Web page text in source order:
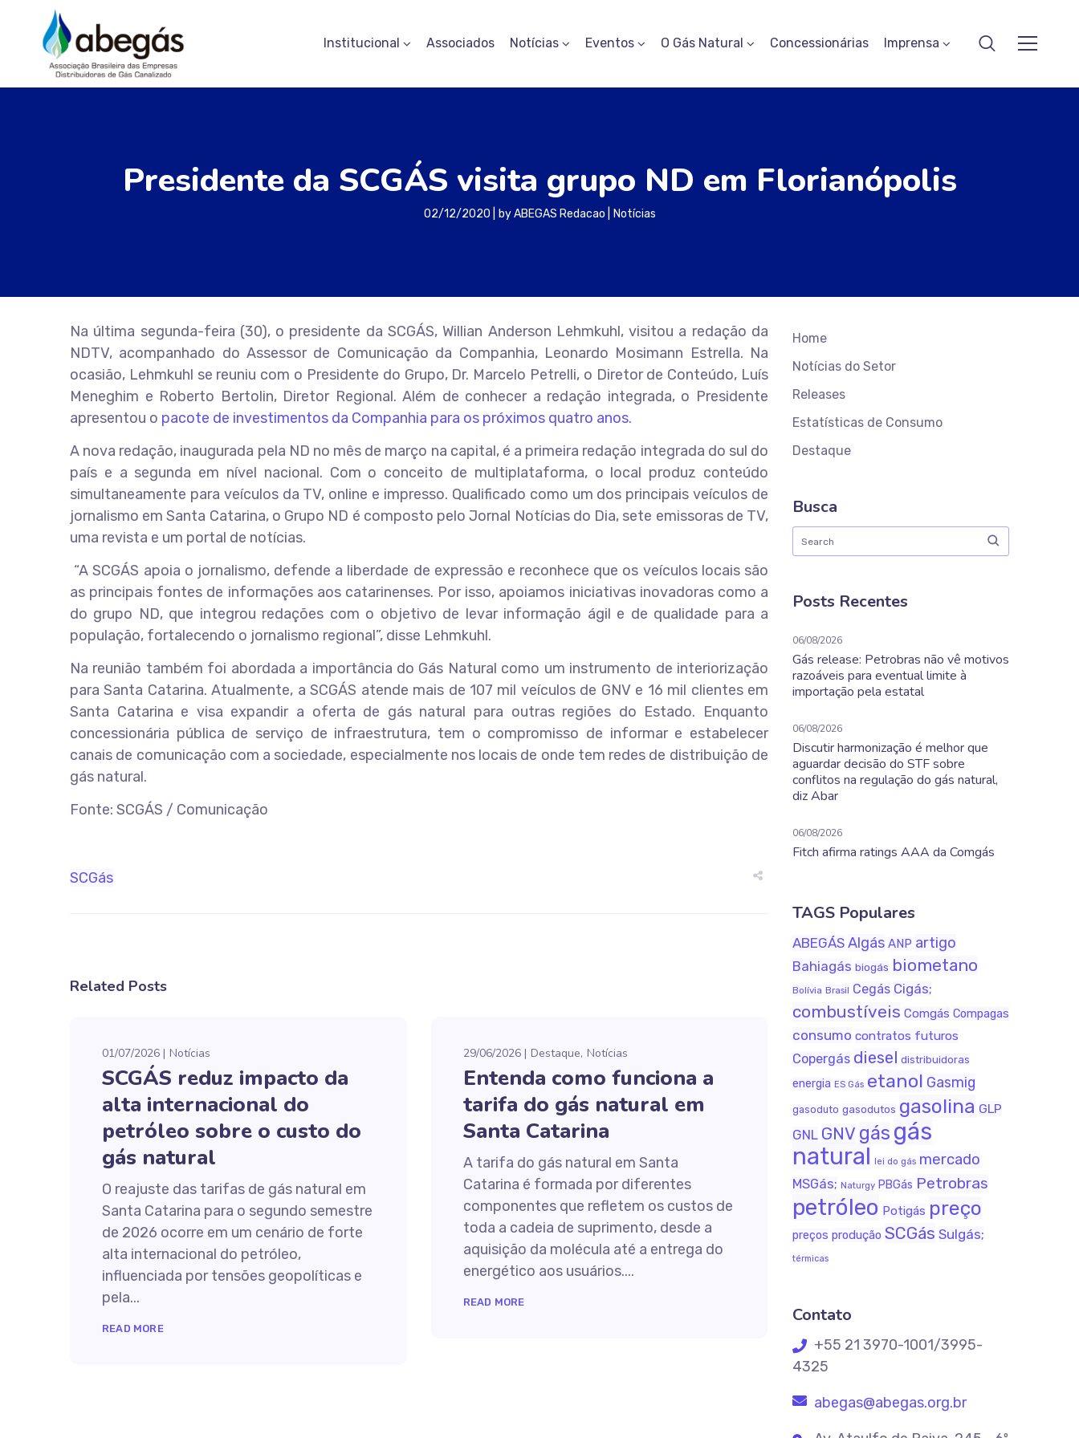
Institucional Associados Notícias Eventos O Gás Natural Concessionárias Imprensa
Presidente da SCGÁS visita grupo ND em Florianópolis
02/12/2020 byABEGAS Redacao Notícias
Na última segunda-feira (30), o presidente da SCGÁS, Willian Anderson Lehmkuhl, visitou a redação da
NDTV, acompanhado do Assessor de Comunicação da Companhia, Leonardo Mosimann Estrella. Na
ocasião, Lehmkuhl se reuniu com o Presidente do Grupo, Dr. Marcelo Petrelli, o Diretor de Conteúdo, Luís
Meneghim e Roberto Bertolin, Diretor Regional. Além de conhecer a redação integrada, o Presidente
apresentou o pacote de investimentos da Companhia para os próximos quatro anos.
A nova redação, inaugurada pela ND no mês de março na capital, é a primeira redação integrada do sul do
país e a segunda em nível nacional. Com o conceito de multiplataforma, o local produz conteúdo
simultaneamente para veículos da TV, online e impresso. Qualificado como um dos principais veículos de
jornalismo em Santa Catarina, o Grupo ND é composto pelo Jornal Notícias do Dia, sete emissoras de TV,
uma revista e um portal de notícias.
“A SCGÁS apoia o jornalismo, defende a liberdade de expressão e reconhece que os veículos locais são
as principais fontes de informações aos catarinenses. Por isso, apoiamos iniciativas inovadoras como a
do grupo ND, que integrou redações com o objetivo de levar informação ágil e de qualidade para a
população, fortalecendo o jornalismo regional”, disse Lehmkuhl.
Na reunião também foi abordada a importância do Gás Natural como um instrumento de interiorização
para Santa Catarina. Atualmente, a SCGÁS atende mais de 107 mil veículos de GNV e 16 mil clientes em
Santa Catarina e visa expandir a oferta de gás natural para outras regiões do Estado. Enquanto
concessionária pública de serviço de infraestrutura, tem o compromisso de informar e estabelecer
canais de comunicação com a sociedade, especialmente nos locais de onde tem redes de distribuição de
gás natural.
Fonte: SCGÁS / Comunicação
SCGás
Related Posts
01/07/2026 Notícias
SCGÁS reduz impacto da
alta internacional do
petróleo sobre o custo do
gás natural
O reajuste das tarifas de gás natural em
Santa Catarina para o segundo semestre
de 2026 ocorre em um cenário de forte
alta internacional do petróleo,
influenciada por tensões geopolíticas e
pela...
READ MORE
29/06/2026 Destaque Notícias
Entenda como funciona a
tarifa do gás natural em
Santa Catarina
A tarifa do gás natural em Santa
Catarina é formada por diferentes
componentes que refletem os custos de
toda a cadeia de suprimento, desde a
aquisição da molécula até a entrega do
energético aos usuários....
READ MORE
Home
Notícias do Setor
Releases
Estatísticas de Consumo
Destaque
Busca
Posts Recentes
06/08/2026
Gás release: Petrobras não vê motivos
razoáveis para eventual limite à
importação pela estatal
06/08/2026
Discutir harmonização é melhor que
aguardar decisão do STF sobre
conflitos na regulação do gás natural,
diz Abar
06/08/2026
Fitch afirma ratings AAA da Comgás
TAGS Populares
ABEGÁS Algás ANP artigo
Bahiagás biogás biometano
Bolívia Brasil Cegás Cigás;
combustíveis Comgás Compagas
consumo contratos futuros
Copergás diesel distribuidoras
energia ES Gás etanol Gasmig
gasoduto gasodutos gasolina GLP
GNL GNV gás gás
natural lei do gás mercado
MSGás; Naturgy PBGás Petrobras
petróleo Potigás preço
preços produção SCGás Sulgás;
térmicas
Contato
+55 21 3970-1001/3995-
4325
abegas@abegas.org.br